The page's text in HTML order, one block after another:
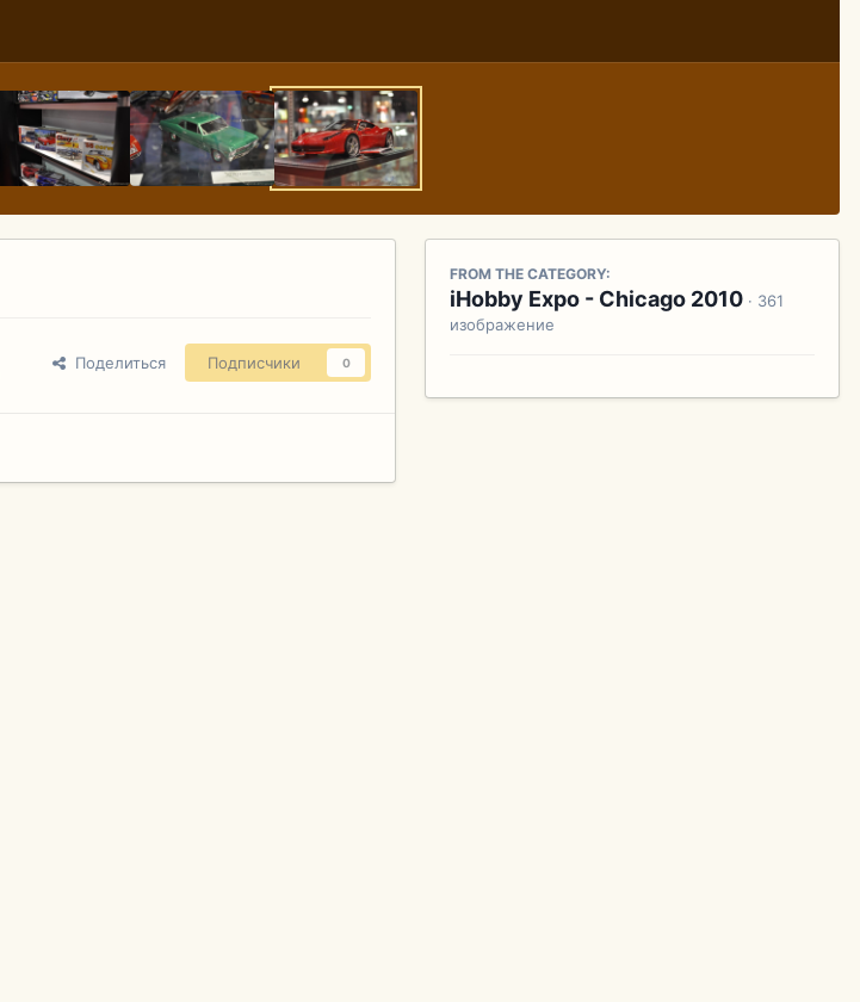
Поделиться Подписчики 0
FROM THE CATEGORY:
iHobby Expo - Chicago 2010 · 361
изображение